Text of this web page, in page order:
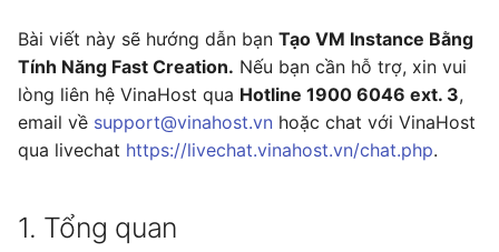
t
a
r
t
e
Email Relay
Microsoft 365
Google Workspace
Bài viết này sẽ hướng dẫn bạn Tạo VM Instance Bằng
Tính Năng Fast Creation. Nếu bạn cần hỗ trợ, xin vui
lòng liên hệ VinaHost qua Hotline 1900 6046 ext. 3,
email về support@vinahost.vn hoặc chat với VinaHost
qua livechat https://livechat.vinahost.vn/chat.php.
1. Tổng quan